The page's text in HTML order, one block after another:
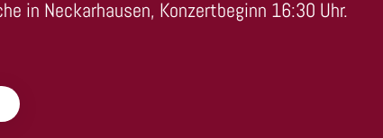
in Neckarhausen, Konzertbeginn 16:30 Uhr.